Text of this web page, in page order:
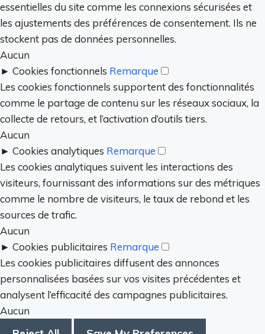
essentielles du site comme les connexions sécurisées et
les ajustements des préférences de consentement. Ils ne
stockent pas de données personnelles.
Aucun
► Cookies fonctionnels Remarque
Les cookies fonctionnels supportent des fonctionnalités
comme le partage de contenu sur les réseaux sociaux, la
collecte de retours, et l’activation d’outils tiers.
Aucun
► Cookies analytiques Remarque
Les cookies analytiques suivent les interactions des
visiteurs, fournissant des informations sur des métriques
comme le nombre de visiteurs, le taux de rebond et les
sources de trafic.
Aucun
► Cookies publicitaires Remarque
Les cookies publicitaires diffusent des annonces
personnalisées basées sur vos visites précédentes et
analysent l’efficacité des campagnes publicitaires.
Aucun